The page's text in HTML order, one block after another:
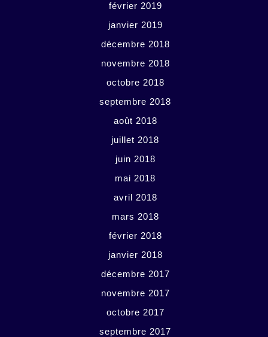
février 2019
janvier 2019
décembre 2018
novembre 2018
octobre 2018
septembre 2018
août 2018
juillet 2018
juin 2018
mai 2018
avril 2018
mars 2018
février 2018
janvier 2018
décembre 2017
novembre 2017
octobre 2017
septembre 2017